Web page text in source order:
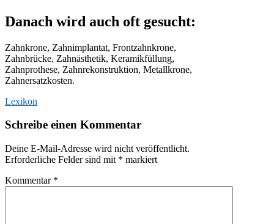
Danach wird auch oft gesucht:
Zahnkrone, Zahnimplantat, Frontzahnkrone,
Zahnbrücke, Zahnästhetik, Keramikfüllung,
Zahnprothese, Zahnrekonstruktion, Metallkrone,
Zahnersatzkosten.
Lexikon
Schreibe einen Kommentar
Deine E-Mail-Adresse wird nicht veröffentlicht.
Erforderliche Felder sind mit * markiert
Kommentar *